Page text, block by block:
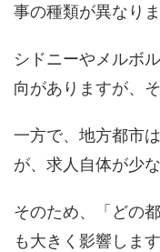
事の種類が異なりま
シドニーやメルボ
向がありますが、
一方で、地方都市
が、求人自体が少
そのため、「どの
も大きく影響します